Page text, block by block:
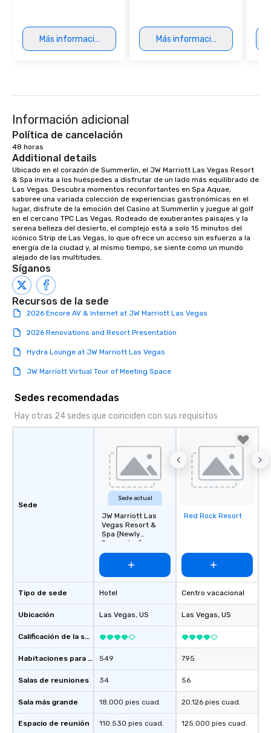
Más información Más información
Información adicional
Política de cancelación
48 horas
Additional details
Ubicado en el corazón de Summerlin, el JW Marriott Las Vegas Resort
& Spa invita a los huéspedes a disfrutar de un lado más equilibrado de
Las Vegas. Descubra momentos reconfortantes en Spa Aquae,
saboree una variada colección de experiencias gastronómicas en el
lugar, disfrute de la emoción del Casino at Summerlin y juegue al golf
en el cercano TPC Las Vegas. Rodeado de exuberantes paisajes y la
serena belleza del desierto, el complejo está a solo 15 minutos del
icónico Strip de Las Vegas, lo que ofrece un acceso sin esfuerzo a la
energía de la ciudad y, al mismo tiempo, se siente como un mundo
alejado de las multitudes.
Síganos
Recursos de la sede
2026 Encore AV & Internet at JW Marriott Las Vegas
2026 Renovations and Resort Presentation
Hydra Lounge at JW Marriott Las Vegas
JW Marriott Virtual Tour of Meeting Space
Sedes recomendadas
Hay otras 24 sedes que coinciden con sus requisitos
Sede
Tipo de sede
Ubicación
Calificación de la sede
Habitaciones para huéspedes
Salas de reuniones
Sala más grande
Espacio de reunión
Sede actual
JW Marriott Las
Vegas Resort &
Spa (Newly
Renovated)
Hotel
Las Vegas, US
549
34
18.000 pies cuad.
110.530 pies cuad.
Removed from
Red Rock Resort
Centro vacacional
Las Vegas, US
795
56
20.126 pies cuad.
125.000 pies cuad.